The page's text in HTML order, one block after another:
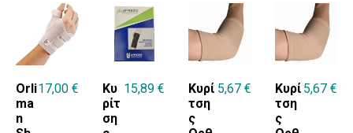
Orli
ma
n
17,00 €
Κυ
ρίτ
ση
15,89 €
Κυρί
τση
ς
5,67 €
Κυρί
τση
ς
5,67 €